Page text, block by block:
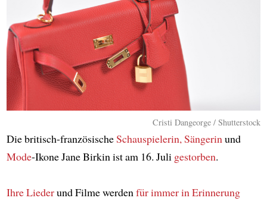
Cristi Dangeorge / Shutterstock
Die britisch-französischeSchauspielerin, Sängerinund
Mode-Ikone Jane Birkin ist am 16. Juli gestorben.
Ihre Liederund Filme werdenfür immerin Erinnerung